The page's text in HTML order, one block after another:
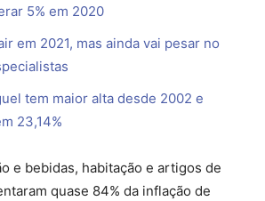
5% em 2020
em 2021, mas ainda vai pesar no
tem maior alta desde 2002 e
23,14%
e bebidas, habitação e artigos de
quase 84% da inflação de